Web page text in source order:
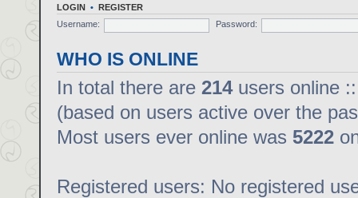
LOGIN • REGISTER
Username:
Password:
WHO IS ONLINE
In total there are 214users online
(based on users active over the
Most users ever online was 5222
Registered users: No registered